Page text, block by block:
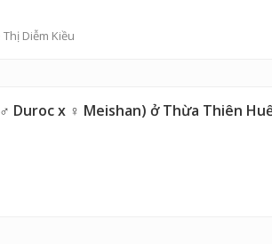
Thị Diễm Kiều
Duroc x ♀ Meishan) ở Thừa Thiên